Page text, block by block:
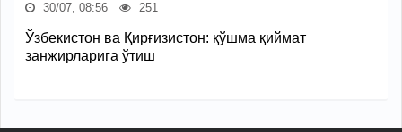
30/07, 08:56 251
Ўзбекистон ва Қирғизистон: қўшма қиймат
занжирларига ўтиш